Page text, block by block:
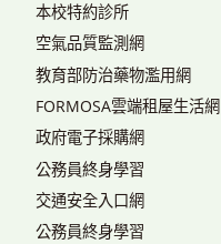
本校特約診所
空氣品質監測網
教育部防治藥物濫用網
FORMOSA雲端租屋生活網
政府電子採購網
公務員終身學習
交通安全入口網
公務員終身學習